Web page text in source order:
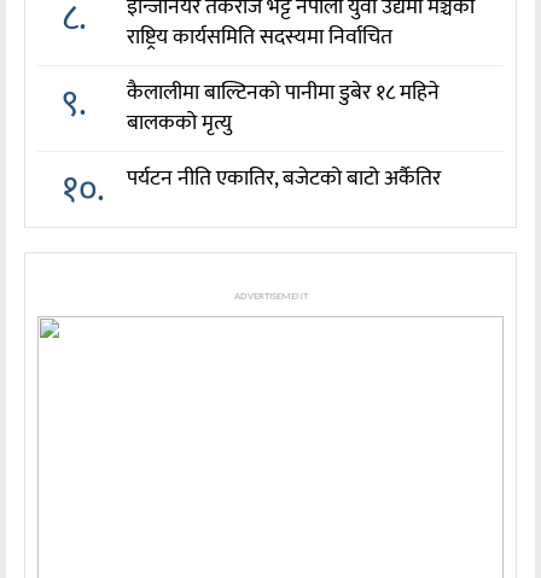
८.
राष्ट्रिय कार्यसमिति सदस्यमा निर्वाचित
९.
कैलालीमा बाल्टिनको पानीमा डुबेर १८ महिने
बालकको मृत्यु
१०. पर्यटन नीति एकातिर, बजेटको बाटो अर्कैतिर
ADVERTISEMENT